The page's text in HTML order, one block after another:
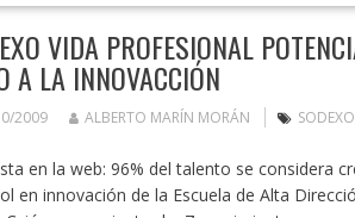
VIDA PROFESIONAL
A LA INNOVACCIÓN
2009 ALBERTO MARÍN MORÁN SODEXO
en la web: 96% del talento se considera
en innovación de la Escuela de Alta